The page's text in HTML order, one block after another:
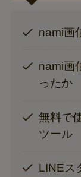
nami画
nami画
ったか
無料で
ツール
LINEス